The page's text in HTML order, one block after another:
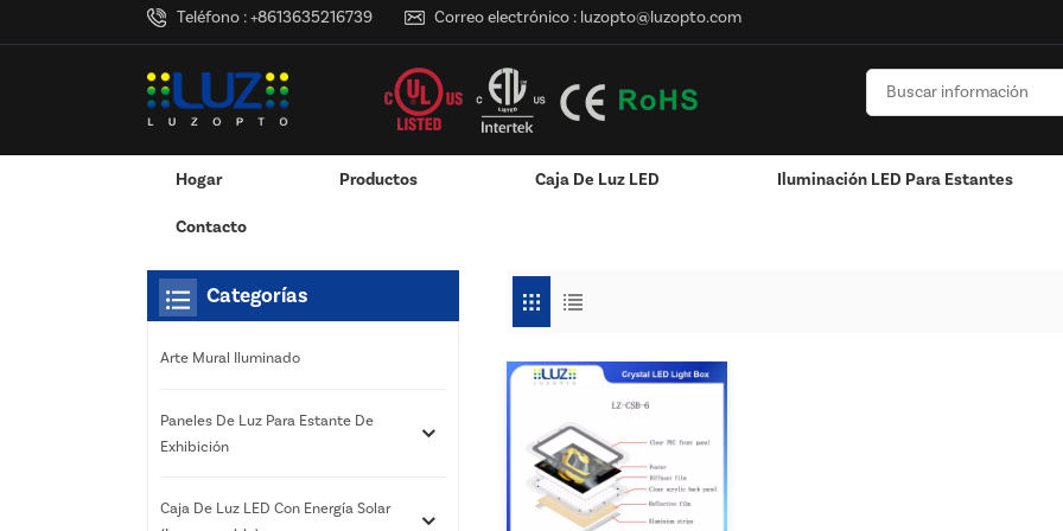
Teléfono :+8613635216739 Correo electrónico : luzopto@luzopto.com
Hogar Productos Caja De Luz LED Iluminación LED Para Estantes
Contacto
Categorías
Arte Mural Iluminado
Paneles De Luz Para Estante De
Exhibición
Caja De Luz LED Con Energía Solar